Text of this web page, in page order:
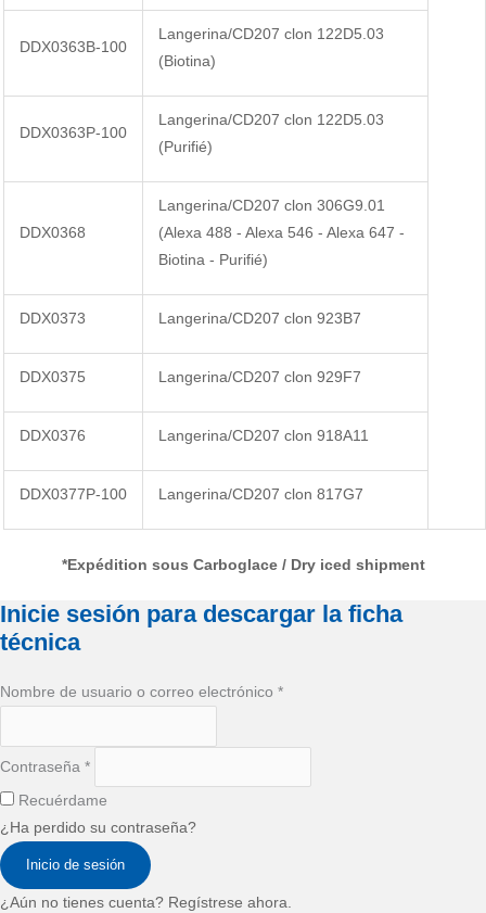
DDX0363B-100
Langerina/CD207 clon 122D5.03
(Biotina)
DDX0363P-100
Langerina/CD207 clon 122D5.03
(Purifié)
DDX0368
Langerina/CD207 clon 306G9.01
(Alexa 488 - Alexa 546 - Alexa 647 -
Biotina - Purifié)
DDX0373 Langerina/CD207 clon 923B7
DDX0375 Langerina/CD207 clon 929F7
DDX0376 Langerina/CD207 clon 918A11
DDX0377P-100 Langerina/CD207 clon 817G7
*Expédition sous Carboglace / Dry iced shipment
Inicie sesión para descargar la ficha
técnica
Nombre de usuario o correo electrónico *
Contraseña *
Recuérdame
¿Ha perdido su contraseña?
Inicio de sesión
¿Aún no tienes cuenta? Regístrese ahora.